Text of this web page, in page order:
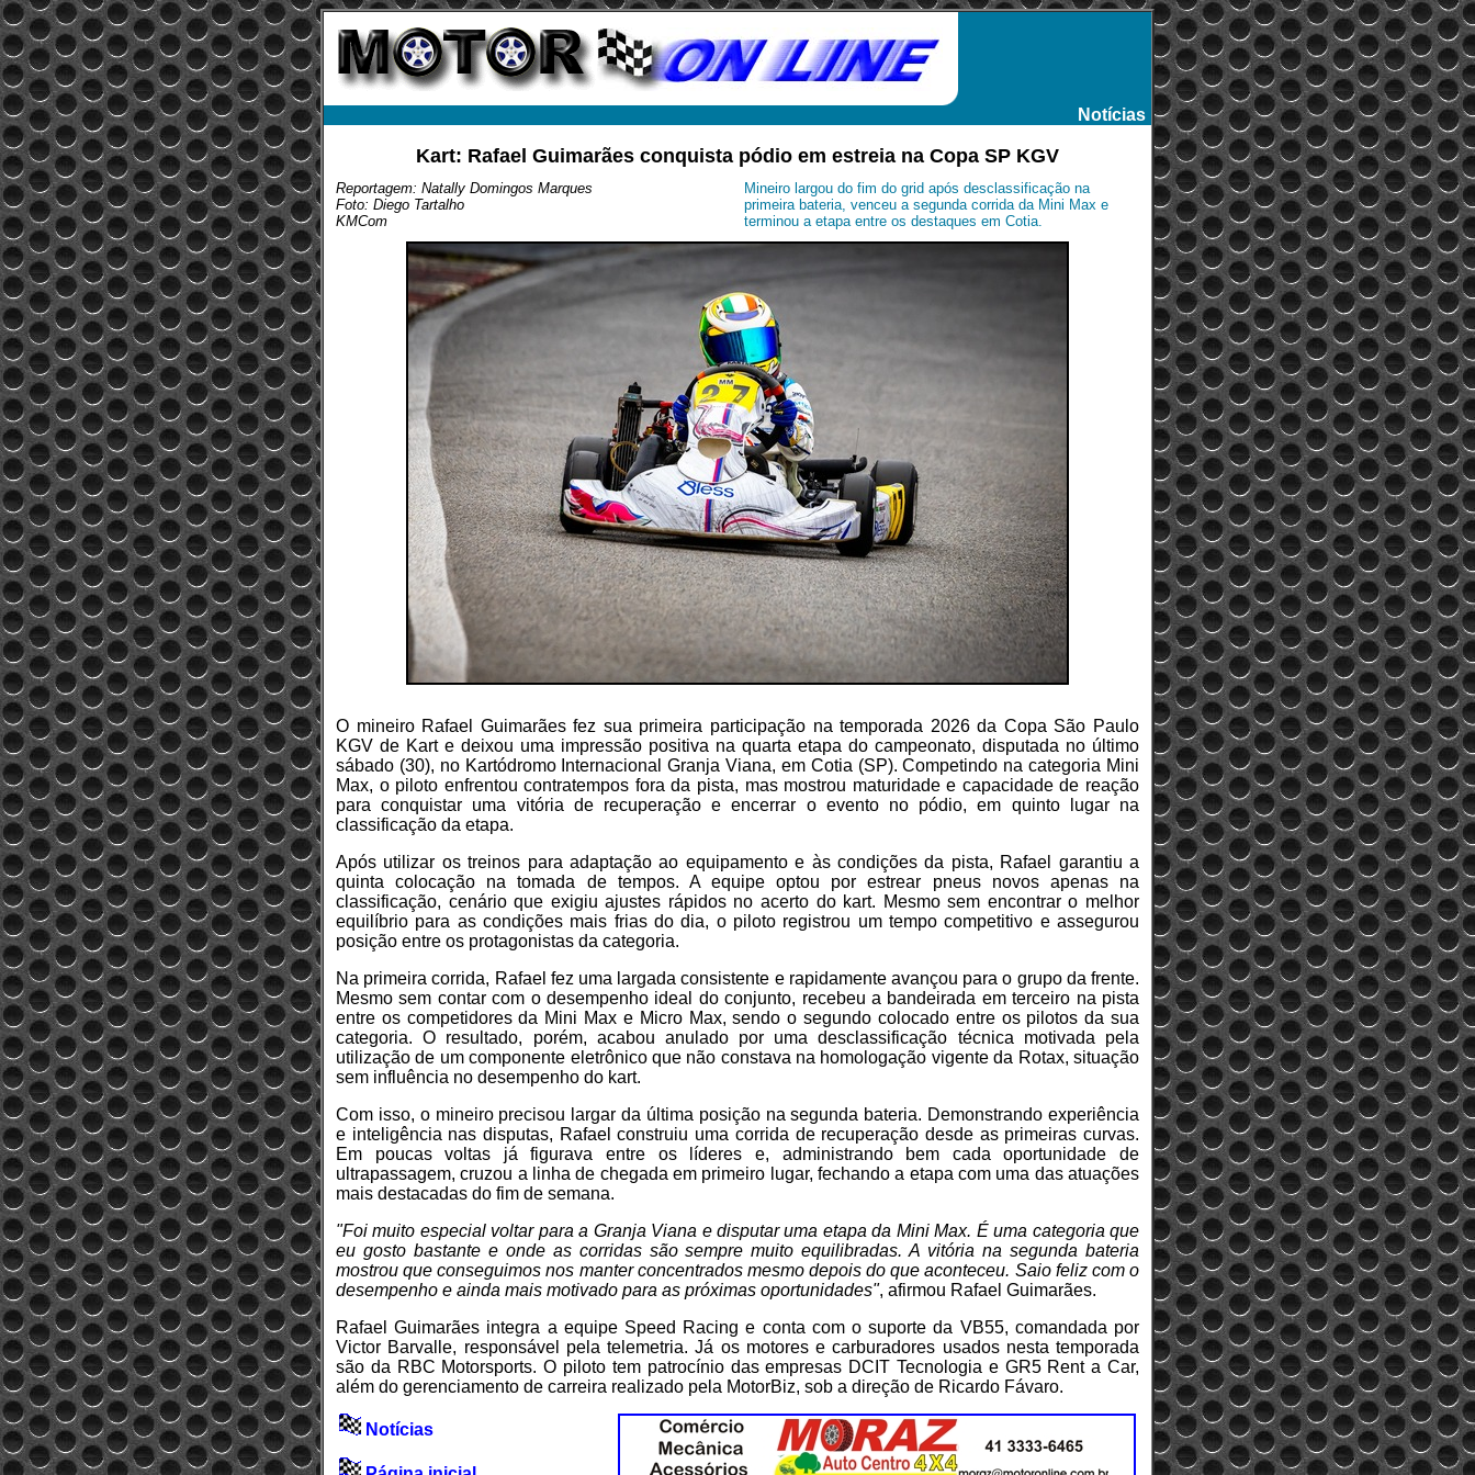
Notícias
Kart: Rafael Guimarães conquista pódio em estreia na Copa SP KGV
Reportagem: Natally Domingos Marques
Foto: Diego Tartalho
KMCom
Mineiro largou do fim do grid após desclassificação na
primeira bateria, venceu a segunda corrida da Mini Max e
terminou a etapa entre os destaques em Cotia.
O mineiro Rafael Guimarães fez sua primeira participação na temporada 2026 da Copa São Paulo
KGV de Kart e deixou uma impressão positiva na quarta etapa do campeonato, disputada no último
sábado (30), no Kartódromo Internacional Granja Viana, em Cotia (SP). Competindo na categoria Mini
Max, o piloto enfrentou contratempos fora da pista, mas mostrou maturidade e capacidade de reação
para conquistar uma vitória de recuperação e encerrar o evento no pódio, em quinto lugar na
classificação da etapa.
Após utilizar os treinos para adaptação ao equipamento e às condições da pista, Rafael garantiu a
quinta colocação na tomada de tempos. A equipe optou por estrear pneus novos apenas na
classificação, cenário que exigiu ajustes rápidos no acerto do kart. Mesmo sem encontrar o melhor
equilíbrio para as condições mais frias do dia, o piloto registrou um tempo competitivo e assegurou
posição entre os protagonistas da categoria.
Na primeira corrida, Rafael fez uma largada consistente e rapidamente avançou para o grupo da frente.
Mesmo sem contar com o desempenho ideal do conjunto, recebeu a bandeirada em terceiro na pista
entre os competidores da Mini Max e Micro Max, sendo o segundo colocado entre os pilotos da sua
categoria. O resultado, porém, acabou anulado por uma desclassificação técnica motivada pela
utilização de um componente eletrônico que não constava na homologação vigente da Rotax, situação
sem influência no desempenho do kart.
Com isso, o mineiro precisou largar da última posição na segunda bateria. Demonstrando experiência
e inteligência nas disputas, Rafael construiu uma corrida de recuperação desde as primeiras curvas.
Em poucas voltas já figurava entre os líderes e, administrando bem cada oportunidade de
ultrapassagem, cruzou a linha de chegada em primeiro lugar, fechando a etapa com uma das atuações
mais destacadas do fim de semana.
"Foi muito especial voltar para a Granja Viana e disputar uma etapa da Mini Max. É uma categoria que
eu gosto bastante e onde as corridas são sempre muito equilibradas. A vitória na segunda bateria
mostrou que conseguimos nos manter concentrados mesmo depois do que aconteceu. Saio feliz com o
desempenho e ainda mais motivado para as próximas oportunidades", afirmou Rafael Guimarães.
Rafael Guimarães integra a equipe Speed Racing e conta com o suporte da VB55, comandada por
Victor Barvalle, responsável pela telemetria. Já os motores e carburadores usados nesta temporada
são da RBC Motorsports. O piloto tem patrocínio das empresas DCIT Tecnologia e GR5 Rent a Car,
além do gerenciamento de carreira realizado pela MotorBiz, sob a direção de Ricardo Fávaro.
Notícias